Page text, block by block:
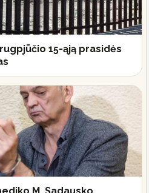
15-ąją prasidės